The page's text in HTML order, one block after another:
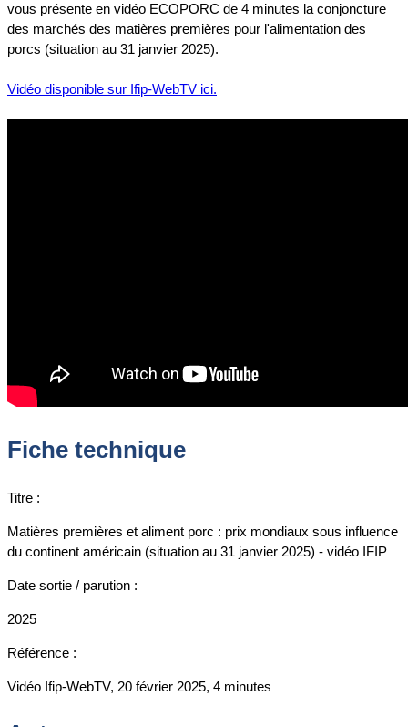
vous présente en vidéo ECOPORC de 4 minutes la conjoncture
des marchés des matières premières pour l'alimentation des
porcs (situation au 31 janvier 2025).
Vidéo disponible sur Ifip-WebTV ici.
Fiche technique
Titre :
Matières premières et aliment porc : prix mondiaux sous influence
du continent américain (situation au 31 janvier 2025) - vidéo IFIP
Date sortie / parution :
2025
Référence :
Vidéo Ifip-WebTV, 20 février 2025, 4 minutes